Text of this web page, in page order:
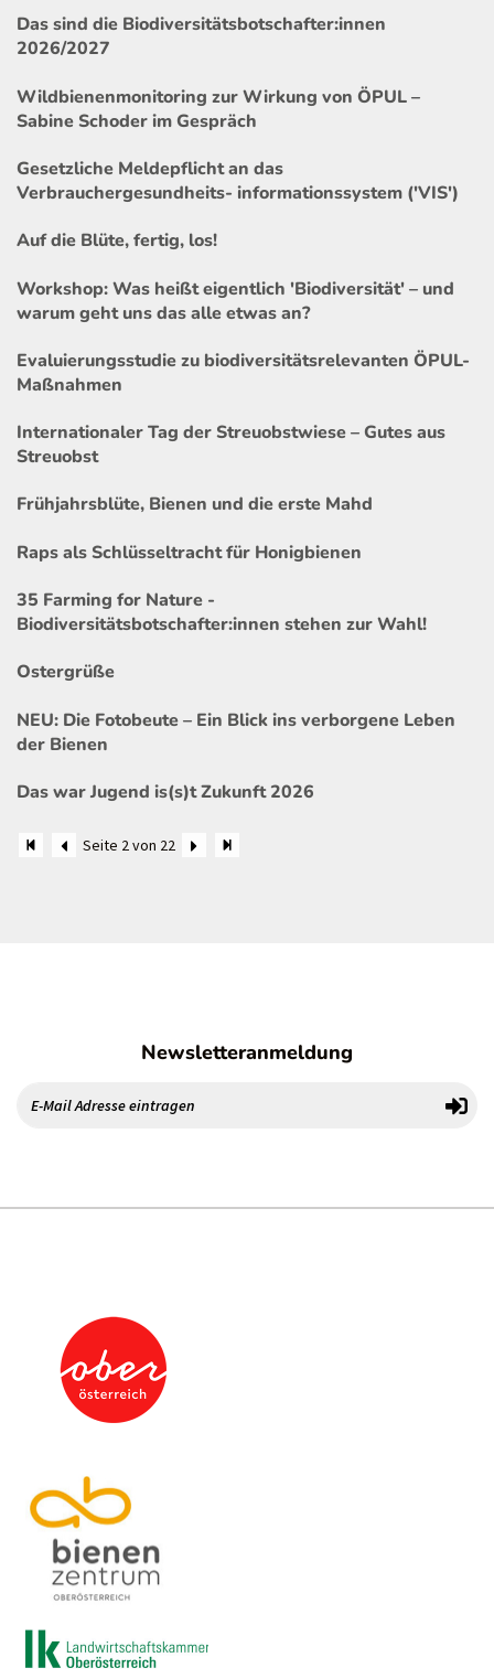
Das sind die Biodiversitätsbotschafter:innen
2026/2027
Wildbienenmonitoring zur Wirkung von ÖPUL –
Sabine Schoder im Gespräch
Gesetzliche Meldepflicht an das
Verbrauchergesundheits- informationssystem ('VIS')
Auf die Blüte, fertig, los!
Workshop: Was heißt eigentlich 'Biodiversität' – und
warum geht uns das alle etwas an?
Evaluierungsstudie zu biodiversitätsrelevanten ÖPUL-
Maßnahmen
Internationaler Tag der Streuobstwiese – Gutes aus
Streuobst
Frühjahrsblüte, Bienen und die erste Mahd
Raps als Schlüsseltracht für Honigbienen
35 Farming for Nature -
Biodiversitätsbotschafter:innen stehen zur Wahl!
Ostergrüße
NEU: Die Fotobeute – Ein Blick ins verborgene Leben
der Bienen
Das war Jugend is(s)t Zukunft 2026
Seite 2 von 22
Newsletteranmeldung